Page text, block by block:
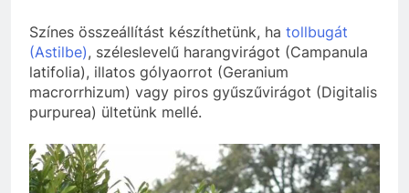
Színes összeállítást készíthetünk, ha tollbugát
(Astilbe), széleslevelű harangvirágot (Campanula
latifolia), illatos gólyaorrot (Geranium
macrorrhizum) vagy piros gyűszűvirágot (Digitalis
purpurea) ültetünk mellé.